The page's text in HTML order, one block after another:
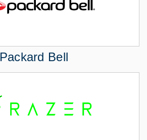
Packard Bell